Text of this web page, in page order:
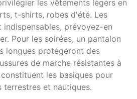
les vêtements légers en
t-shirts, robes d'été. Les
prévoyez-en
Pour les soirées, un pantalon
longues protégeront des
de marche résistantes à
les basiques pour
et nautiques.